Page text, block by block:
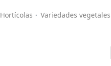
Hortícolas
Variedades vegetales